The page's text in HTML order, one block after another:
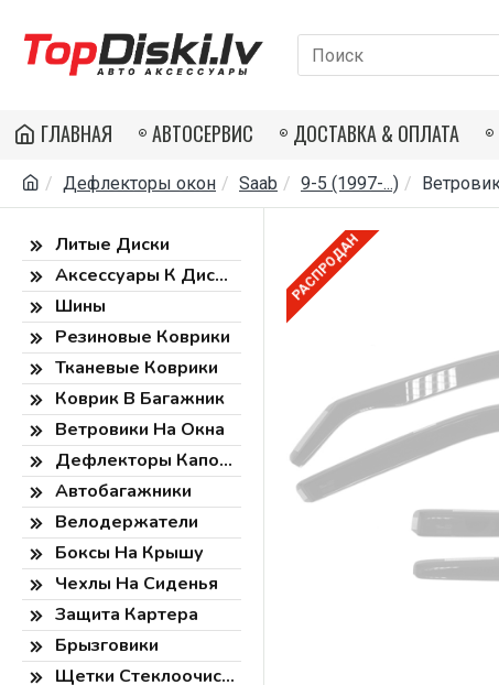
ГЛАВНАЯ АВТОСЕРВИС ДОСТАВКА & ОПЛАТА
Дефлекторы окон Saab 9-5 (1997-...)
Литые Диски
Аксессуары К Дискам
Шины
Резиновые Коврики
Тканевые Коврики
Коврик В Багажник
Ветровики На Окна
Дефлекторы Капота
Автобагажники
Велодержатели
Боксы На Крышу
Чехлы На Сиденья
Защита Картера
Брызговики
Щетки Стеклоочистителя
РАСПРОДАН